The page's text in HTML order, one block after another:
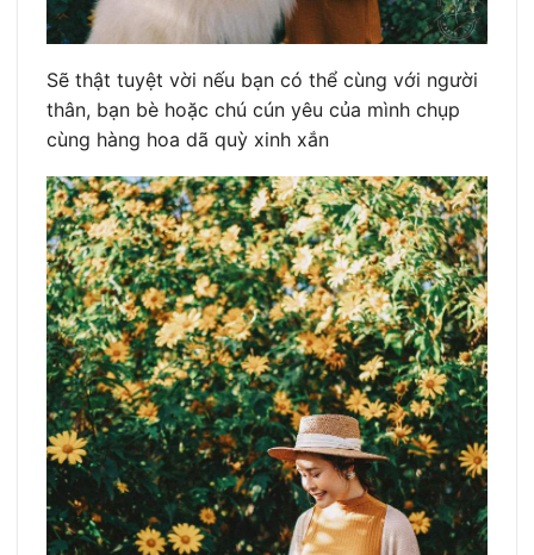
Sẽ thật tuyệt vời nếu bạn có thể cùng với người
thân, bạn bè hoặc chú cún yêu của mình chụp
cùng hàng hoa dã quỳ xinh xắn